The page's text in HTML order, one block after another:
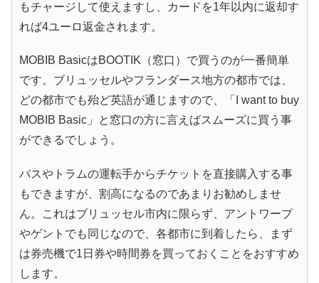
もチャージして使えますし、カードを1年以内に返却す
れば4ユーロ返金されます。
MOBIB BasicはBOOTIK（窓口）で買うのが一番簡単
です。ブリュッセルやフランダース地方の都市では、
どの都市でも殆ど英語が通じますので、「I want to buy
MOBIB Basic」と窓口の方に言えばスムーズに買う事
ができるでしょう。
バスやトラムの運転手からチケットを直接購入する事
もできますが、割高になるのであまりお勧めしませ
ん。これはブリュッセル市内に限らず、アントワープ
やゲントでも同じなので、各都市に到着したら、まず
は券売機で1日券や時間券を買っておくことをおすすめ
します。